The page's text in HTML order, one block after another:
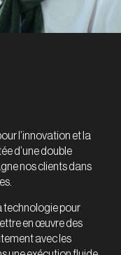
l’innovation et la
d’une double
nos clients dans
technologie pour
en œuvre des
avec les